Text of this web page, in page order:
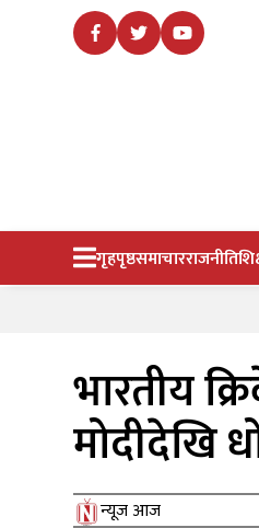
गृहपृष्ठसमाचारराजनीति
भारतीय
मोदीदेखि
न्यूज आज